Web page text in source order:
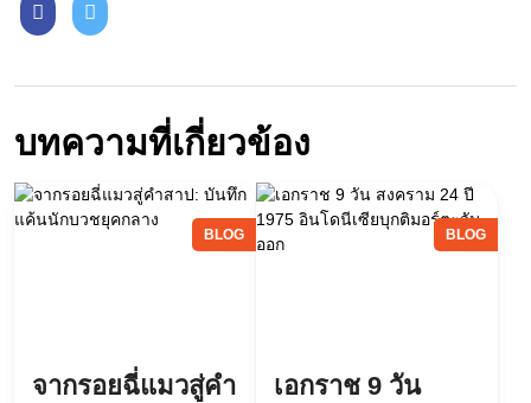
บทความที่เกี่ยวข้อง
BLOG
จากรอยฉี่แมวสู่คำ
BLOG
เอกราช 9 วัน